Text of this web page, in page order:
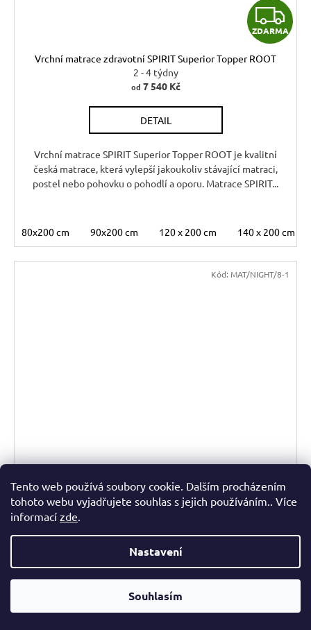
Tento web používá soubory cookie. Dalším procházením
tohoto webu vyjadřujete souhlas s jejich používáním.. Více
informací zde.
Nastavení
Souhlasím
Z
D
ZDARMA
Vrchní matrace zdravotní SPIRIT Superior Topper ROOT
2 - 4 týdny
od 7 540 Kč
DETAIL
Vrchní matrace SPIRIT Superior Topper ROOT je kvalitní
česká matrace, která vylepší jakoukoliv stávající matraci,
postel nebo pohovku o pohodlí a oporu. Matrace SPIRIT...
80x200 cm 90x200 cm 120 x 200 cm 140 x 200 cm
Přistýlka NIGHTFLY 8 cm
2 - 4 týdny
DETAIL
Přistýlka NIGHTFLY je doplněk pro každý typ matrace,
vyrobený z kvalitní paměťové pěny NIGHTFLY se střední
tuhostí. Zvyšuje pohodlí a výšku lůžka, a také je možné ji
Kód: MAT/NIGHT/8-1